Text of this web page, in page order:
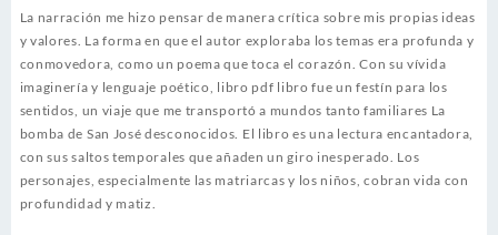
La narración me hizo pensar de manera crítica sobre mis propias ideas
y valores. La forma en que el autor exploraba los temas era profunda y
conmovedora, como un poema que toca el corazón. Con su vívida
imaginería y lenguaje poético, libro pdf libro fue un festín para los
sentidos, un viaje que me transportó a mundos tanto familiares La
bomba de San José desconocidos. El libro es una lectura encantadora,
con sus saltos temporales que añaden un giro inesperado. Los
personajes, especialmente las matriarcas y los niños, cobran vida con
profundidad y matiz.